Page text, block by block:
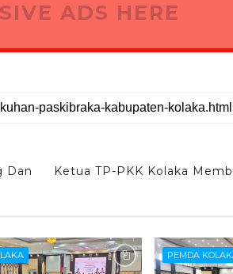
ADS HERE
Dan
Ketua TP-PKK Kolaka
PEMDA